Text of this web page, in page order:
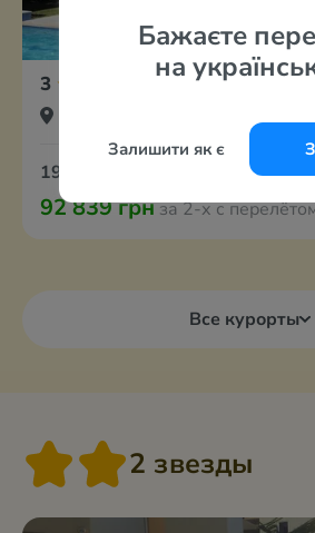
Бажаєте
на
Залишити як є
3 Pinelopi Hotel
19 августа
92 839 грнза 2-х с
Все курорты
2 звезды